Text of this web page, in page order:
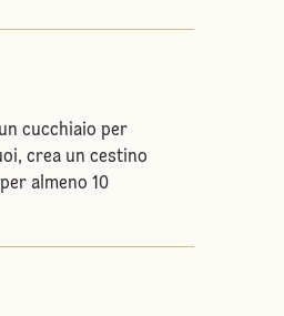
cucchiaio per
crea un cestino
almeno 10